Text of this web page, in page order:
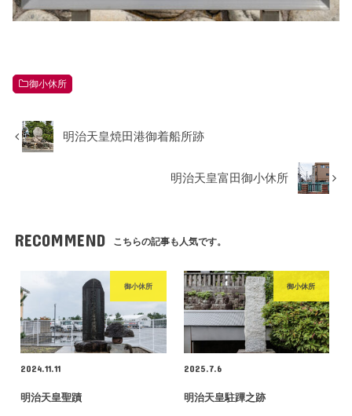
御小休所
明治天皇焼田港御着船所跡
明治天皇富田御小休所
RECOMMEND こちらの記事も人気です。
御小休所
2024.11.11
明治天皇聖蹟
御小休所
2025.7.6
明治天皇駐蹕之跡